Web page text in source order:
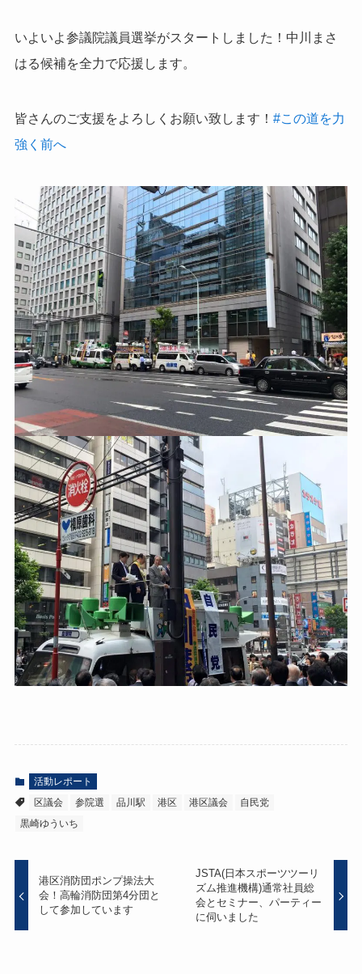
いよいよ参議院議員選挙がスタートしました！中川まさ
はる候補を全力で応援します。
皆さんのご支援をよろしくお願い致します！ ‪#‎この道を力
強く前へ‬
活動レポート
区議会
参院選 品川駅 港区 港区議会
自民党
黒崎ゆういち
港区消防団ポンプ操法大
会！高輪消防団第4分団と
して参加しています
JSTA(日本スポーツツーリ
ズム推進機構)通常社員総
会とセミナー、パーティー
に伺いました